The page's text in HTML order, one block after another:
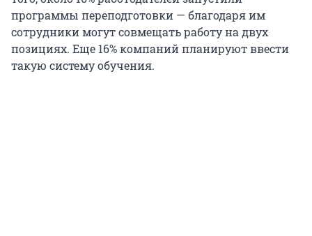
программы переподготовки — благодаря им
сотрудники могут совмещать работу на двух
позициях. Еще 16% компаний планируют ввести
такую систему обучения.